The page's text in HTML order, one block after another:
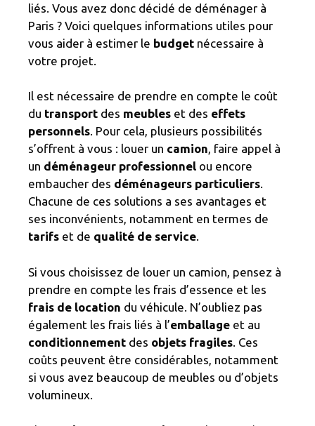
liés. Vous avez donc décidé de déménager à
Paris ? Voici quelques informations utiles pour
vous aider à estimer le budget nécessaire à
votre projet.
Il est nécessaire de prendre en compte le coût
du transport des meubles et des effets
personnels. Pour cela, plusieurs possibilités
s’offrent à vous : louer un camion, faire appel à
un déménageur professionnel ou encore
embaucher des déménageurs particuliers.
Chacune de ces solutions a ses avantages et
ses inconvénients, notamment en termes de
tarifs et de qualité de service.
Si vous choisissez de louer un camion, pensez à
prendre en compte les frais d’essence et les
frais de location du véhicule. N’oubliez pas
également les frais liés à l’emballage et au
conditionnement des objets fragiles. Ces
coûts peuvent être considérables, notamment
si vous avez beaucoup de meubles ou d’objets
volumineux.